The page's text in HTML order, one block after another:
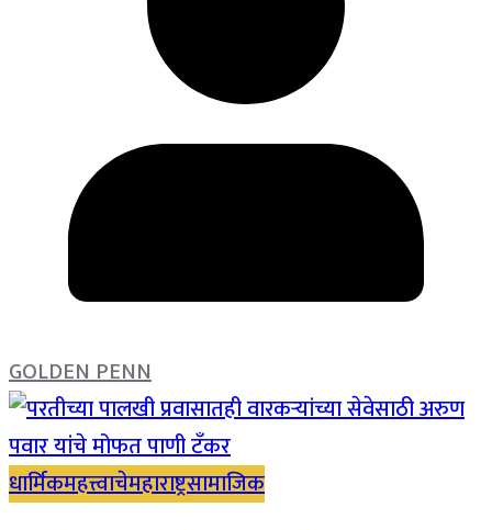
GOLDEN PENN
धार्मिकमहत्त्वाचेमहाराष्ट्रसामाजिक